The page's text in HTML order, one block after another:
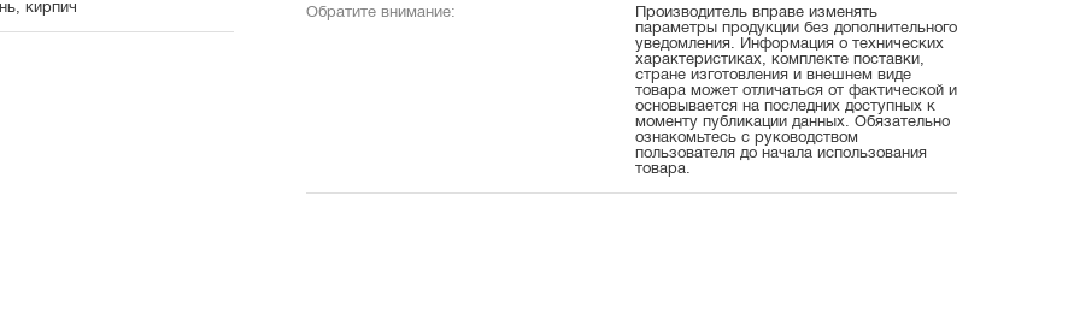
кирпич Обратите внимание:
Производитель вправе изменять
параметры продукции без дополнительного
уведомления. Информация о технических
характеристиках, комплекте поставки,
стране изготовления и внешнем виде
товара может отличаться от фактической и
основывается на последних доступных к
моменту публикации данных. Обязательно
ознакомьтесь с руководством
пользователя до начала использования
товара.